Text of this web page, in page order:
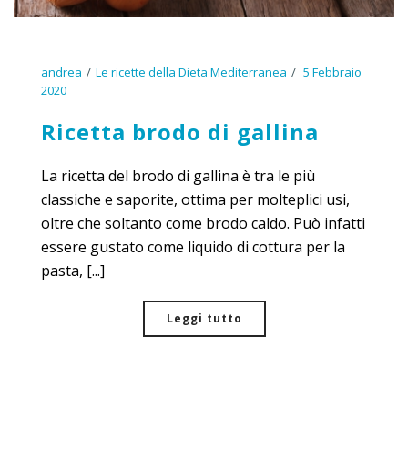
andrea Le ricette della Dieta Mediterranea
5 Febbraio
2020
Ricetta brodo di gallina
La ricetta del brodo di gallina è tra le più
classiche e saporite, ottima per molteplici usi,
oltre che soltanto come brodo caldo. Può infatti
essere gustato come liquido di cottura per la
pasta, [...]
Leggi tutto